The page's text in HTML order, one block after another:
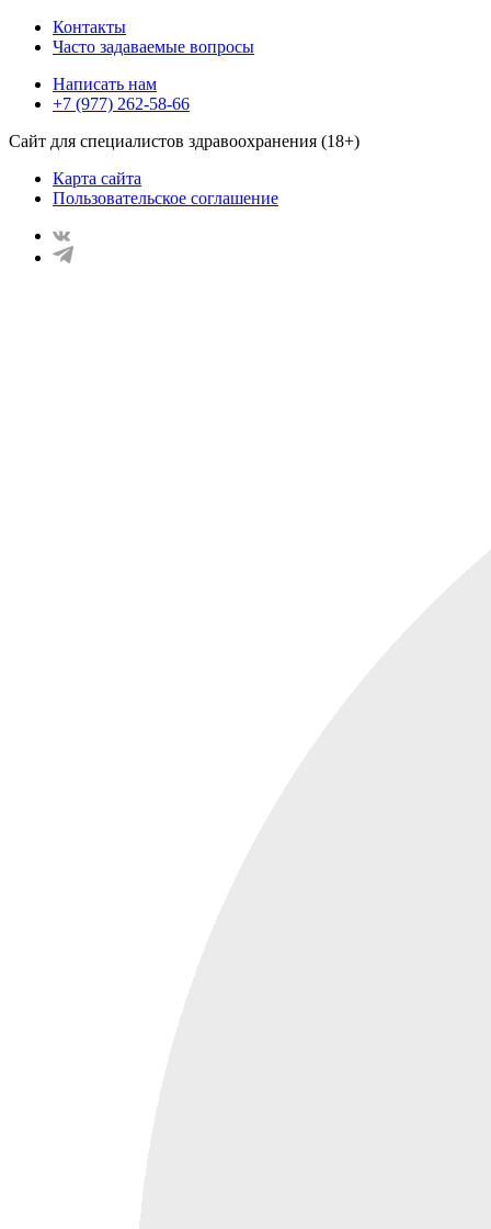
Контакты
Часто задаваемые вопросы
Написать нам
+7 (977) 262-58-66
Сайт для специалистов здравоохранения (18+)
Карта сайта
Пользовательское соглашение